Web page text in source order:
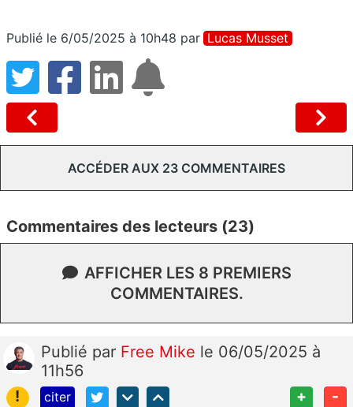
Publié le 6/05/2025 à 10h48 par Lucas Musset
ACCÉDER AUX 23 COMMENTAIRES
Commentaires des lecteurs (23)
AFFICHER LES 8 PREMIERS
COMMENTAIRES.
Publié par Free Mike le 06/05/2025 à
11h56
!
citer + -